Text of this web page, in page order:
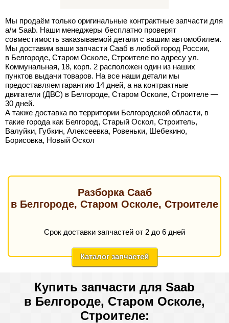
Мы продаём только оригинальные контрактные запчасти для
а/м Saab. Наши менеджеры бесплатно проверят
совместимость заказываемой детали с вашим автомобилем.
Мы доставим ваши запчасти Сааб в любой город России,
в Белгороде, Старом Осколе, Строителе по адресу ул.
Коммунальная, 18, корп. 2 расположен один из наших
пунктов выдачи товаров. На все наши детали мы
предоставляем гарантию 14 дней, а на контрактные
двигатели (ДВС) в Белгороде, Старом Осколе, Строителе —
30 дней.
А также доставка по территории Белгородской области, в
такие города как Белгород, Старый Оскол, Строитель,
Валуйки, Губкин, Алексеевка, Ровеньки, Шебекино,
Борисовка, Новый Оскол
Разборка Сааб
в Белгороде, Старом Осколе, Строителе
Срок доставки запчастей от 2 до 6 дней
Каталог запчастей
Купить запчасти для Saab
в Белгороде, Старом Осколе,
Строителе: